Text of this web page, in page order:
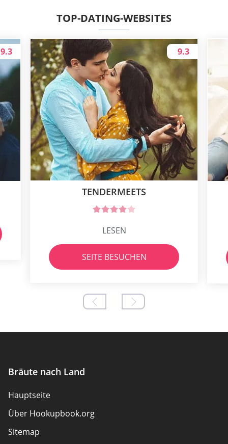
TOP-DATING-WEBSITES
9.3
TENDERMEETS
9.3
LESEN
SEITE BESUCHEN
Bräute nach Land
Hauptseite
Über Hookupbook.org
Sitemap